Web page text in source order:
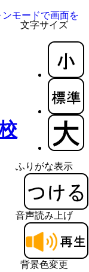
文字サイズ
ふりがな表示
音声読み上げ
背景色変更
モードで画面を